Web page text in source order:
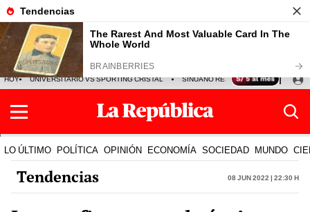
HOY UNIVERSITARIO VS SPORTING CRISTAL SINUANO RESULTADOS HOY
LO ÚLTIMO POLÍTICA OPINIÓN ECONOMÍA SOCIEDAD MUNDO
Tendencias 08 Jun 2022 | 22:30 h